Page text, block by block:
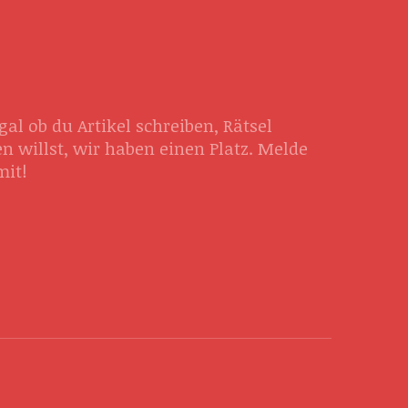
ob du Artikel schreiben, Rätsel
willst, wir haben einen Platz. Melde